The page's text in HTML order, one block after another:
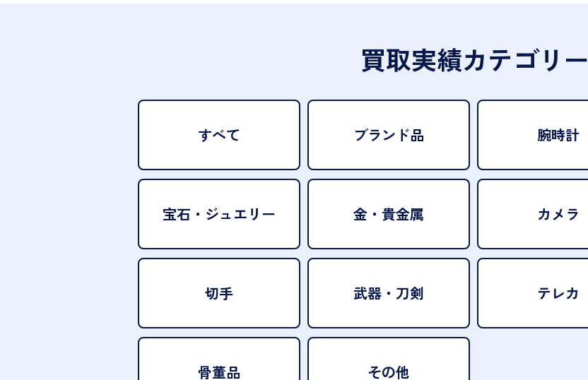
買取実績カテゴリー
すべて ブランド品 腕時計
宝石・ ジュエリー 金・貴金属 カメラ
切手 武器・刀剣 テレカ
骨董品 その他